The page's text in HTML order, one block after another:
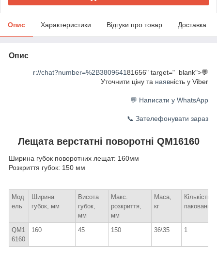
Опис Характеристики Відгуки про товар Доставка
Опис
r://chat?number=%2B380964181656" target="_blank">💬
Уточнити ціну та наявність у Viber
💬 Написати у WhatsApp
📞 Зателефонувати зараз
Лещата верстатні поворотні QM16160
Ширина губок поворотних лещат: 160мм
Розкриття губок: 150 мм
Мод
ель
Ширина
губок, мм
Висота
губок,
мм
Макс.
розкриття,
мм
Маса,
кг
Кількість в
пакованні
QM1
6160
160 45 150 36\35 1